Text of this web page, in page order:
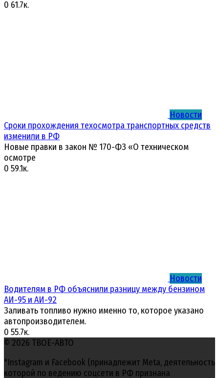
0 61.7к.
Новости
Сроки прохождения техосмотра транспортных средств
изменили в РФ
Новые правки в закон № 170-ФЗ «О техническом
осмотре
0 59.1к.
Новости
Водителям в РФ объяснили разницу между бензином
АИ-95 и АИ-92
Заливать топливо нужно именно то, которое указано
автопроизводителем.
0 55.7к.
© 2026 ТВОЕ-АВТО
*Instagram и Facebook (принадлежит Meta, деятельность
которой по ведению соцсети в РФ признана